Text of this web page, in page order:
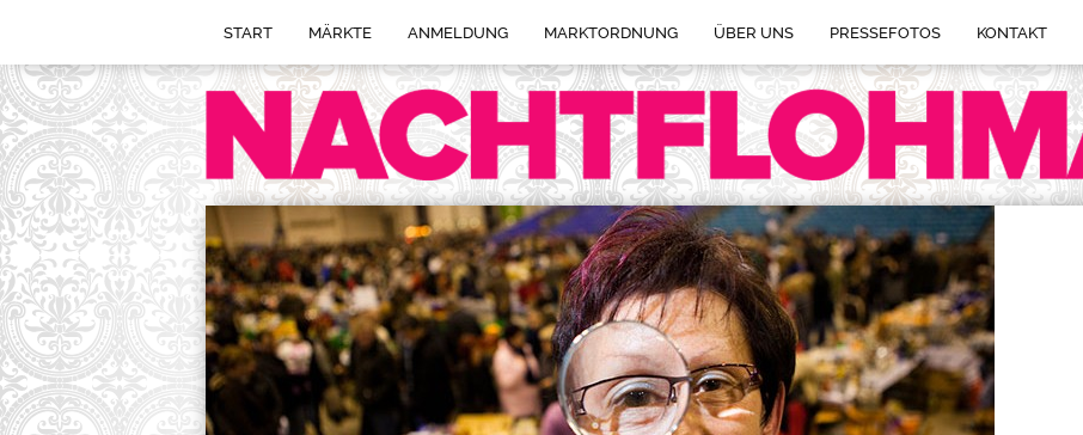
START MÄRKTE ANMELDUNG MARKTORDNUNG ÜBER UNS PRESSEFOTOS KONTAKT